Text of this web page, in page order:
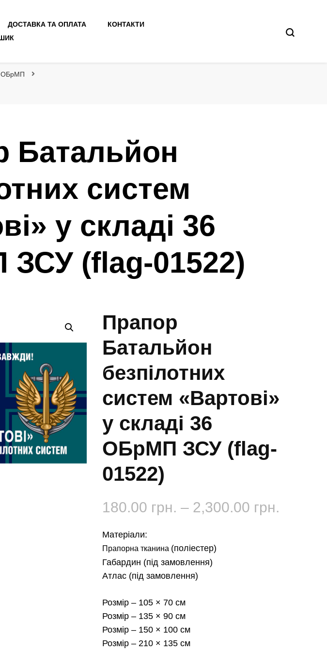
ДОСТАВКА ТА ОПЛАТА
КОНТАКТИ
ОБрМП
Батальйон
систем
у складі 36
(flag-01522)
Прапор
Батальйон
безпілотних
систем «Вартові»
у складі 36
ОБрМП ЗСУ (flag-
01522)
180.00 грн. – 2,300.00 грн.
Матеріали:
Прапорна тканина (поліестер)
Габардин (під замовлення)
Атлас (під замовлення)
Розмір – 105 × 70 см
Розмір – 135 × 90 см
Розмір – 150 × 100 см
Розмір – 210 × 135 см